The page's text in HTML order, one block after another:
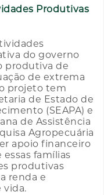
Produtivas
do governo
produtiva de
de extrema
projeto tem
de Estado de
(SEAPA) e
de Assistência
Agropecuária
apoio financeiro
famílias
produtivas
renda e
vida.